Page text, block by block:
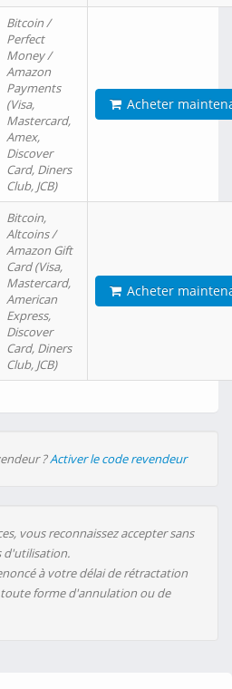
Bitcoin /
Perfect
Money /
Amazon
Payments
(Visa,
Mastercard,
Amex,
Discover
Card, Diners
Club, JCB)
Acheter
Bitcoin,
Altcoins /
Amazon Gift
Card (Visa,
Mastercard,
American
Express,
Discover
Card, Diners
Club, JCB)
Acheter
?Activer le code revendeur
vous reconnaissez accepter sans
d'utilisation.
à votre délai de rétractation
forme d'annulation ou de